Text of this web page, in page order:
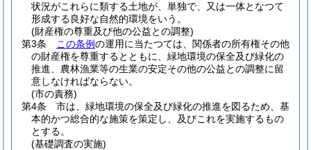
状況がこれらに類する土地が、単独で、又は一体となつて
形成する良好な自然的環境をいう。
(財産権の尊重及び他の公益との調整)
第3条
この条例の運用に当たつては、関係者の所有権その他
の財産権を尊重するとともに、緑地環境の保全及び緑化の
推進、農林漁業等の生業の安定その他の公益との調整に留
意しなければならない。
(市の責務)
第4条
市は、緑地環境の保全及び緑化の推進を図るため、基
本的かつ総合的な施策を策定し、及びこれを実施するもの
とする。
(基礎調査の実施)